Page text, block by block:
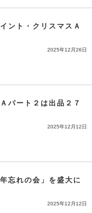
ント・クリスマスＡ
2025年12月26日
パート２は出品２７
2025年12月12日
忘れの会」を盛大に
2025年12月12日